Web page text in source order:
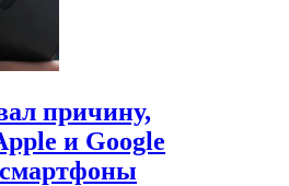
причину,
и Google